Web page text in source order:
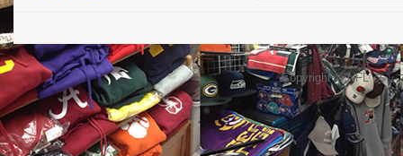
Copyright © NFL グッ